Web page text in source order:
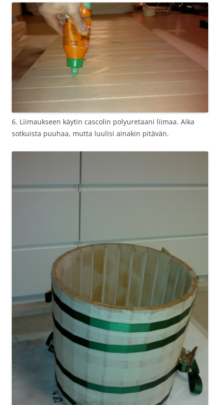
6. Liimaukseen käytin cascolin polyuretaani liimaa. Aika
sotkuista puuhaa, mutta luulisi ainakin pitävän.